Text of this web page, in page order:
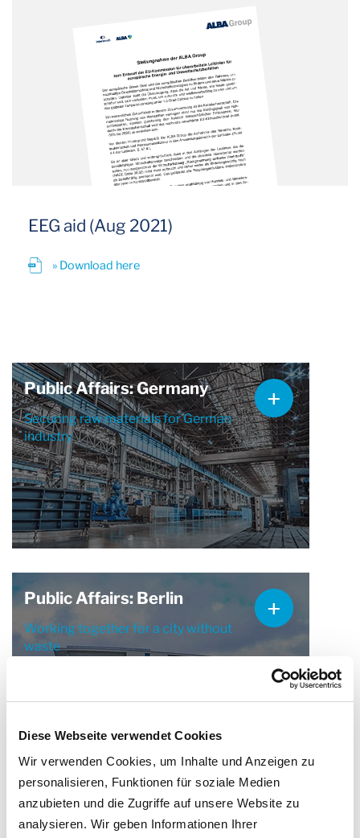
Diese Webseite verwendet Cookies
Wir verwenden Cookies, um Inhalte und Anzeigen zu
personalisieren, Funktionen für soziale Medien
anzubieten und die Zugriffe auf unsere Website zu
analysieren. Wir geben Informationen Ihrer
EEG aid (Aug 2021)
» Download here
Public Affairs: Germany
Securing raw materials for German
industry
Public Affairs: Berlin
Working together for a city without
waste
recyclingnews